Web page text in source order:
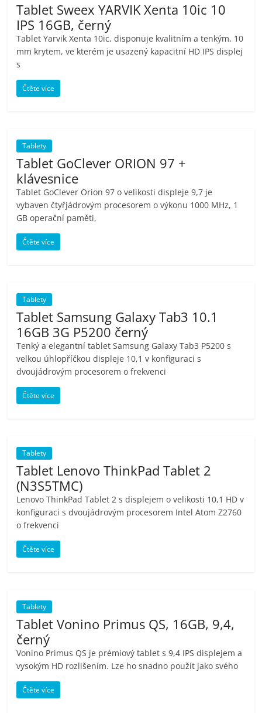
pračky,
televize,
notebooky,
telefony,
kávovary,
bazény
Nejlepší
OK,
recenze,
pračky,
televize,
notebooky,
mobilní
kávovary,
Tablet Sweex YARVIK Xenta 10ic 10
IPS 16GB, černý
Tablet Yarvik Xenta 10ic, disponuje kvalitním a tenkým, 10
mm krytem, ve kterém je usazený kapacitní HD IPS displej
s
Čtěte více
Tablety
Tablet GoClever ORION 97 +
klávesnice
Tablet GoClever Orion 97 o velikosti displeje 9,7 je
vybaven čtyřjádrovým procesorem o výkonu 1000 MHz, 1
GB operační paměti,
Čtěte více
Tablety
Tablet Samsung Galaxy Tab3 10.1
16GB 3G P5200 černý
Tenký a elegantní tablet Samsung Galaxy Tab3 P5200 s
velkou úhlopříčkou displeje 10,1 v konfiguraci s
dvoujádrovým procesorem o frekvenci
Čtěte více
Tablety
Tablet Lenovo ThinkPad Tablet 2
(N3S5TMC)
Lenovo ThinkPad Tablet 2 s displejem o velikosti 10,1 HD v
konfiguraci s dvoujádrovým procesorem Intel Atom Z2760
o frekvenci
Čtěte více
Tablety
Tablet Vonino Primus QS, 16GB, 9,4,
černý
Vonino Primus QS je prémiový tablet s 9,4 IPS displejem a
vysokým HD rozlišením. Lze ho snadno použít jako svého
Čtěte více